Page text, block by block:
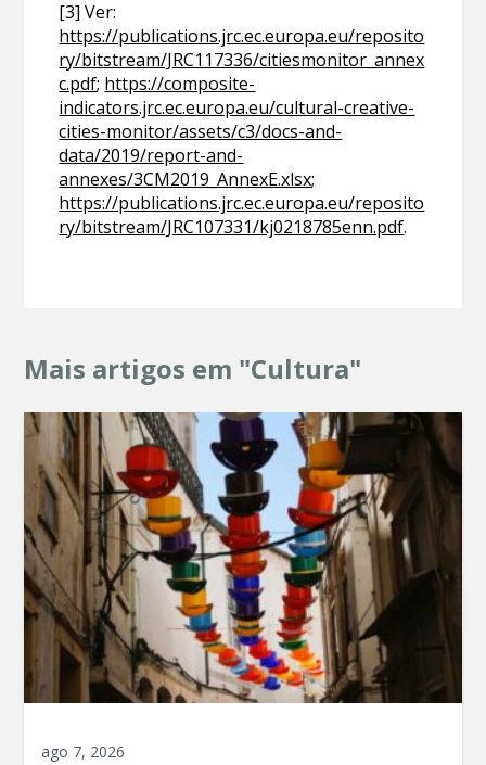
[3] Ver:
https://publications.jrc.ec.europa.eu/reposito
ry/bitstream/JRC117336/citiesmonitor_annex
c.pdf; https://composite-
indicators.jrc.ec.europa.eu/cultural-creative-
cities-monitor/assets/c3/docs-and-
data/2019/report-and-
annexes/3CM2019_AnnexE.xlsx;
https://publications.jrc.ec.europa.eu/reposito
ry/bitstream/JRC107331/kj0218785enn.pdf.
Mais artigos em "Cultura"
ago 7, 2026